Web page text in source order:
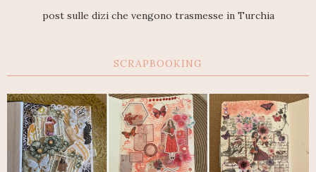
post sulle dizi che vengono trasmesse in Turchia
SCRAPBOOKING